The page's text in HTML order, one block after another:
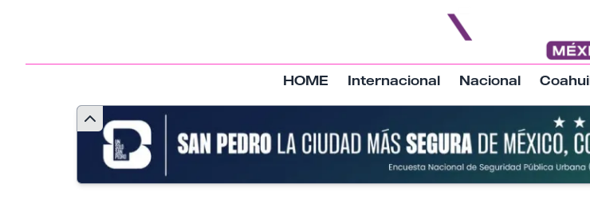
HOME Internacional Nacional